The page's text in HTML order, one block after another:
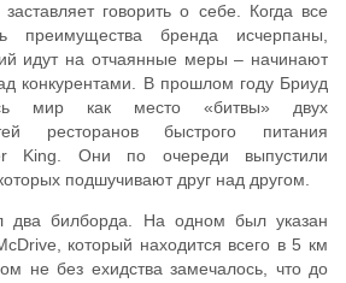
говорить о себе. Когда все
преимущества бренда исчерпаны,
идут на отчаянные меры – начинают
конкурентами. В прошлом году Бриуд
мир как место «битвы» двух
ресторанов быстрого питания
King. Они по очереди выпустили
подшучивают друг над другом.
два билборда. На одном был указан
который находится всего в 5 км
не без ехидства замечалось, что до